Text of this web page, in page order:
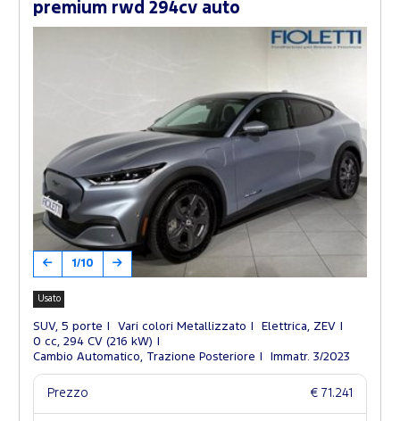
premium rwd 294cv auto
1/10
Usato
SUV, 5 porte Vari colori Metallizzato
Elettrica, ZEV
0 cc, 294 CV (216 kW)
Cambio Automatico, Trazione Posteriore
Immatr. 3/2023
Prezzo € 71.241